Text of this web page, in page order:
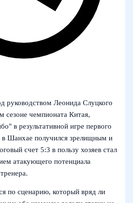
руководством Леонида Слуцкого
сезоне чемпионата Китая,
в результативной игре первого
Шанхае получился зрелищным и
счет 5:3 в пользу хозяев стал
атакующего потенциала
по сценарию, который вряд ли